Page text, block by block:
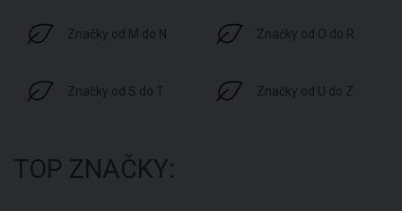
Značky od M do N Značky od O do R
Značky od S do T Značky od U do Z
TOP ZNAČKY: